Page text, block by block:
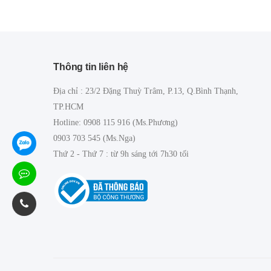
Thông tin liên hệ
Địa chỉ : 23/2 Đặng Thuỳ Trâm, P.13, Q.Bình Thạnh,
TP.HCM
Hotline: 0908 115 916 (Ms.Phương)
0903 703 545 (Ms.Nga)
Thứ 2 - Thứ 7 : từ 9h sáng tới 7h30 tối